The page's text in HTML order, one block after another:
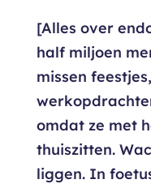
[Alles over
half miljoen
missen
omdat ze met
thuiszitten.
liggen. In